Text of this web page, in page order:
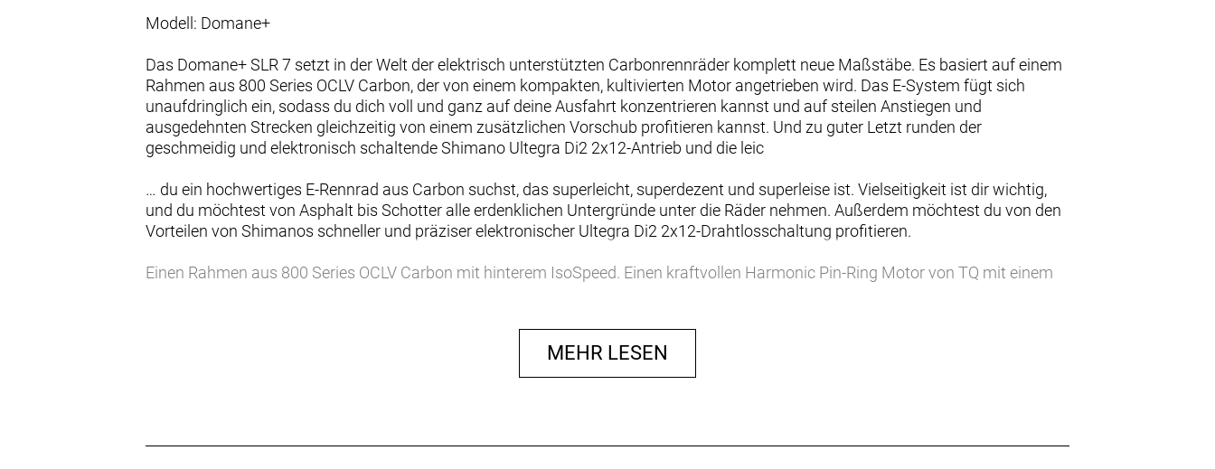
Modell: Domane+
Das Domane+ SLR 7 setzt in der Welt der elektrisch unterstützten Carbonrennräder komplett neue Maßstäbe. Es basiert auf einem
Rahmen aus 800 Series OCLV Carbon, der von einem kompakten, kultivierten Motor angetrieben wird. Das E-System fügt sich
unaufdringlich ein, sodass du dich voll und ganz auf deine Ausfahrt konzentrieren kannst und auf steilen Anstiegen und
ausgedehnten Strecken gleichzeitig von einem zusätzlichen Vorschub profitieren kannst. Und zu guter Letzt runden der
geschmeidig und elektronisch schaltende Shimano Ultegra Di2 2x12-Antrieb und die leic
… du ein hochwertiges E-Rennrad aus Carbon suchst, das superleicht, superdezent und superleise ist. Vielseitigkeit ist dir wichtig,
und du möchtest von Asphalt bis Schotter alle erdenklichen Untergründe unter die Räder nehmen. Außerdem möchtest du von den
Vorteilen von Shimanos schneller und präziser elektronischer Ultegra Di2 2x12-Drahtlosschaltung profitieren.
Einen Rahmen aus 800 Series OCLV Carbon mit hinterem IsoSpeed. Einen kraftvollen Harmonic Pin-Ring Motor von TQ mit einem
Umschalten der Unterstützungsmodi. Aeolus Pro 37 Laufräder aus OCLV Carbon, eine drahtlose, elektronische Shimano Ultegra Di2
2x12-Schaltung, Carbonkurbeln, ein vibrationsdämpfender Bontrager Aero Pro Lenker und ein RCS Pro Vorbau mit vollständig
MEHR LESEN